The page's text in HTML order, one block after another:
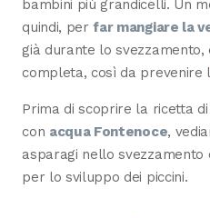
bambini più grandicelli. Un
quindi, perfar mangiare la
già durante lo svezzamento,
completa, così da prevenire
Prima di scoprire la ricetta
con acqua Fontenoce,
asparagi nello
per lo sviluppo dei piccini.